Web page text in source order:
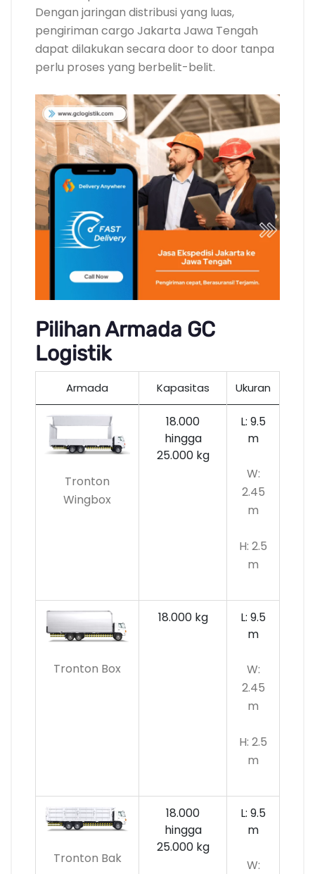
Dengan jaringan distribusi yang luas,
pengiriman cargo Jakarta Jawa Tengah
dapat dilakukan secara door to door tanpa
perlu proses yang berbelit-belit.
Pilihan Armada GC
Logistik
Armada Kapasitas Ukuran
Tronton
Wingbox
18.000
hingga
25.000 kg
L: 9.5
m
W:
2.45
m
H: 2.5
m
Tronton Box
18.000 kg
L: 9.5
m
W:
2.45
m
H: 2.5
m
Tronton Bak
18.000
hingga
25.000 kg
L: 9.5
m
W: